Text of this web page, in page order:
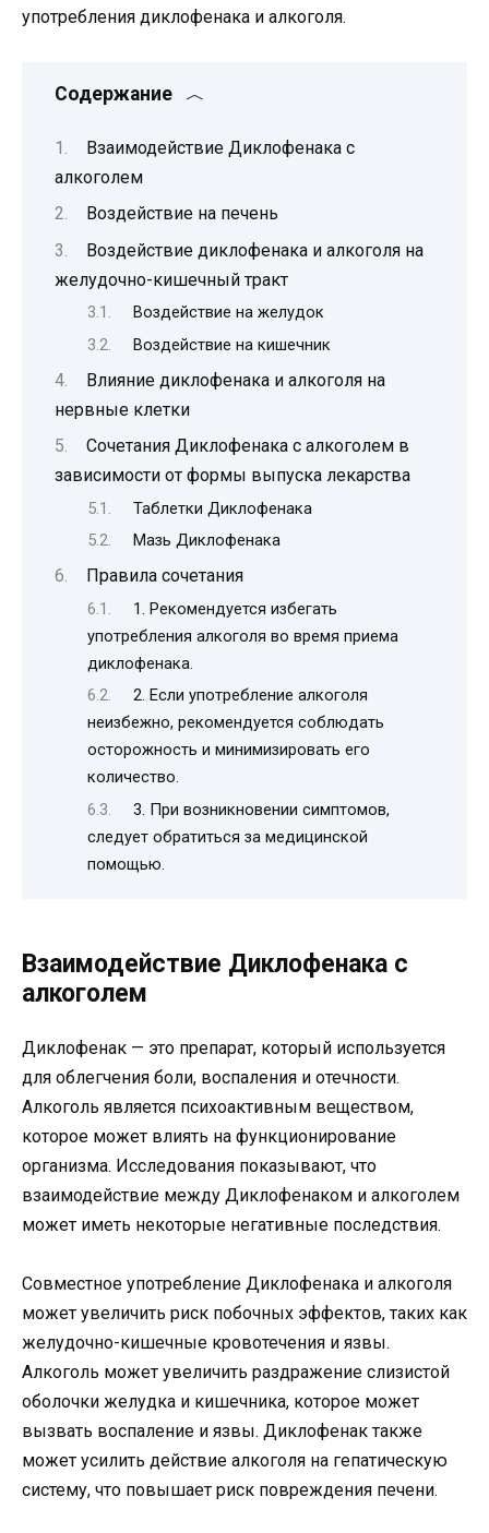
употребления диклофенака и алкоголя.
Содержание
Взаимодействие Диклофенака с
алкоголем
Воздействие на печень
Воздействие диклофенака и алкоголя на
желудочно-кишечный тракт
Воздействие на желудок
Воздействие на кишечник
Влияние диклофенака и алкоголя на
нервные клетки
Сочетания Диклофенака с алкоголем в
зависимости от формы выпуска лекарства
Таблетки Диклофенака
Мазь Диклофенака
Правила сочетания
1. Рекомендуется избегать
употребления алкоголя во время приема
диклофенака.
2. Если употребление алкоголя
неизбежно, рекомендуется соблюдать
осторожность и минимизировать его
количество.
3. При возникновении симптомов,
следует обратиться за медицинской
помощью.
Взаимодействие Диклофенака с
алкоголем
Диклофенак — это препарат, который используется
для облегчения боли, воспаления и отечности.
Алкоголь является психоактивным веществом,
которое может влиять на функционирование
организма. Исследования показывают, что
взаимодействие между Диклофенаком и алкоголем
может иметь некоторые негативные последствия.
Совместное употребление Диклофенака и алкоголя
может увеличить риск побочных эффектов, таких как
желудочно-кишечные кровотечения и язвы.
Алкоголь может увеличить раздражение слизистой
оболочки желудка и кишечника, которое может
вызвать воспаление и язвы. Диклофенак также
может усилить действие алкоголя на гепатическую
систему, что повышает риск повреждения печени.